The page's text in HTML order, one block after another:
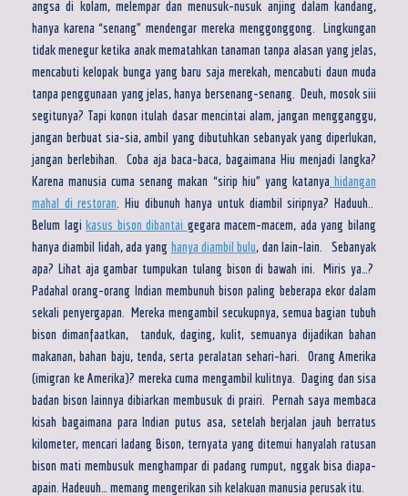
angsa di kolam, melempar dan menusuk-nusuk anjing dalam kandang,
hanya karena “senang” mendengar mereka menggonggong. Lingkungan
tidak menegur ketika anak mematahkan tanaman tanpa alasan yang jelas,
mencabuti kelopak bunga yang baru saja merekah, mencabuti daun muda
tanpa penggunaan yang jelas, hanya bersenang-senang. Deuh, mosok siii
segitunya? Tapi konon itulah dasar mencintai alam, jangan mengganggu,
jangan berbuat sia-sia, ambil yang dibutuhkan sebanyak yang diperlukan,
jangan berlebihan. Coba aja baca-baca, bagaimana Hiu menjadi langka?
Karena manusia cuma senang makan “sirip hiu” yang katanya hidangan
mahal di restoran. Hiu dibunuh hanya untuk diambil siripnya? Haduuh..
Belum lagikasus bison dibantai gegara macem-macem, ada yang bilang
hanya diambil lidah, ada yang hanya diambil bulu, dan lain-lain. Sebanyak
apa? Lihat aja gambar tumpukan tulang bison di bawah ini. Miris ya…?
Padahal orang-orang Indian membunuh bison paling beberapa ekor dalam
sekali penyergapan. Mereka mengambil secukupnya, semua bagian tubuh
bison dimanfaatkan, tanduk, daging, kulit, semuanya dijadikan bahan
makanan, bahan baju, tenda, serta peralatan sehari-hari. Orang Amerika
(imigran ke Amerika)? mereka cuma mengambil kulitnya. Daging dan sisa
badan bison lainnya dibiarkan membusuk di prairi. Pernah saya membaca
kisah bagaimana para Indian putus asa, setelah berjalan jauh berratus
kilometer, mencari ladang Bison, ternyata yang ditemui hanyalah ratusan
bison mati membusuk menghampar di padang rumput, nggak bisa diapa-
apain. Hadeuuh… memang mengerikan sih kelakuan manusia perusak itu.